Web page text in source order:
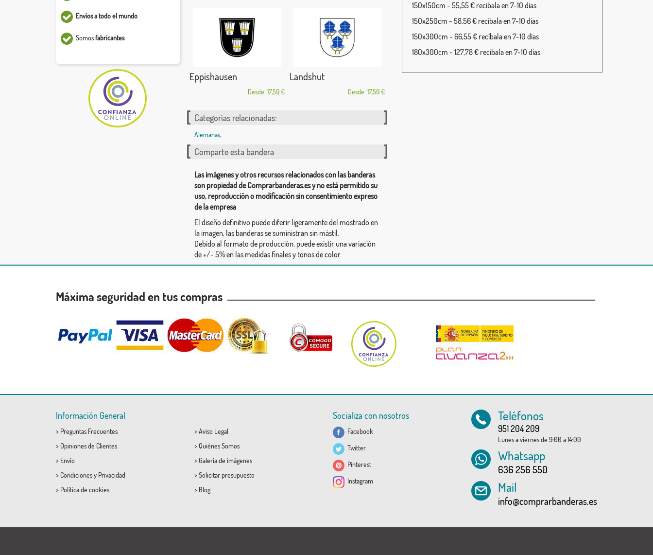
Envíos a todo el mundo
Somosfabricantes
Eppishausen
Desde: 17,59 €
Landshut
Desde: 17,59 €
Categorías relacionadas:
Alemanas,
Comparte esta bandera
Las imágenes y otros recursos relacionados con las banderas
son propiedad de Comprarbanderas.es y no está permitido su
uso, reproducción o modificación sin consentimiento expreso
de la empresa
El diseño definitivo puede diferir ligeramente del mostrado en
la imagen, las banderas se suministran sin mástil.
Debido al formato de producción, puede existir una variación
de +/- 5% en las medidas finales y tonos de color.
150x150cm - 55,55 € recíbala en 7-10 días
150x250cm - 58,56 € recíbala en 7-10 días
150x300cm - 66,55 € recíbala en 7-10 días
180x300cm - 127,78 € recíbala en 7-10 días
Máxima seguridad en tus compras
Información General
> Preguntas Frecuentes
> Opiniones de Clientes
> Envío
> Condicionesy Privacidad
> Política de cookies
> Aviso Legal
> Quiénes Somos
> Galería de imágenes
> Solicitar presupuesto
> Blog
Socializa con nosotros
Facebook
Twitter
Pinterest
Instagram
Teléfonos
951 204 209
Lunes a viernes de 9:00 a 14:00
Whatsapp
636 256 550
Mail
info@comprarbanderas.es